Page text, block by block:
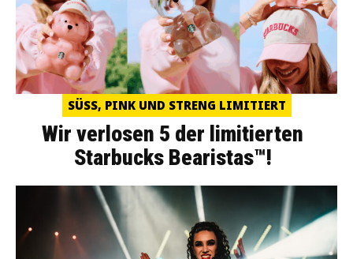
SÜSS, PINK UND STRENG LIMITIERT
Wir verlosen 5 der limitierten
Starbucks Bearistas™!